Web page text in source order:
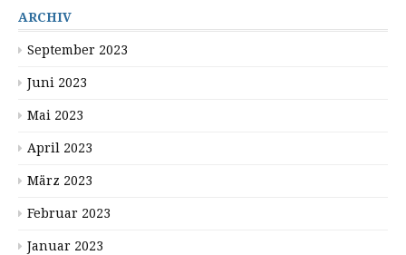
ARCHIV
September 2023
Juni 2023
Mai 2023
April 2023
März 2023
Februar 2023
Januar 2023